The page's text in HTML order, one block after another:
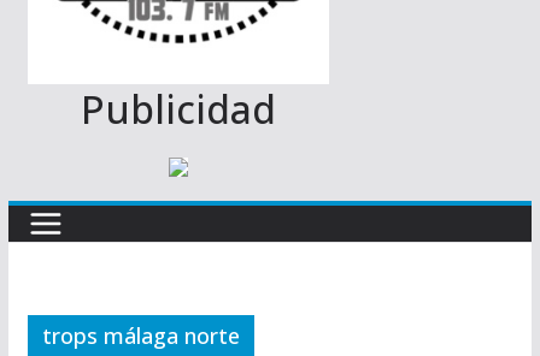
Publicidad
trops málaga norte